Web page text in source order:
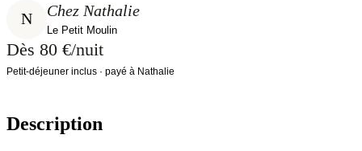
N Chez Nathalie
Le Petit Moulin
Dès 80 €/nuit
Petit-déjeuner inclus · payé à Nathalie
Description